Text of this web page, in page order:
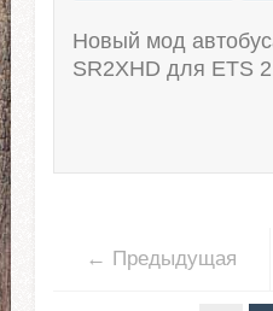
Новый мод
SR2XHD для ETS
← Предыдущая